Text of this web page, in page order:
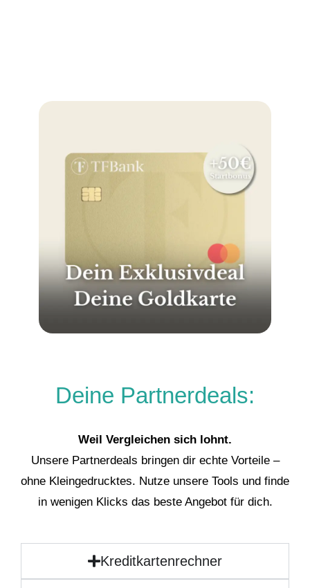
Deine Partnerdeals:
Weil Vergleichen sich lohnt.
Unsere Partnerdeals bringen dir echte Vorteile –
ohne Kleingedrucktes. Nutze unsere Tools und finde
in wenigen Klicks das beste Angebot für dich.
Kreditkartenrechner